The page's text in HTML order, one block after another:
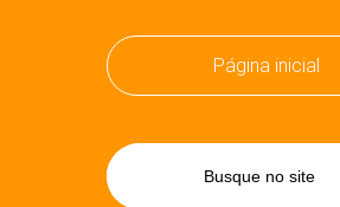
Página inicial